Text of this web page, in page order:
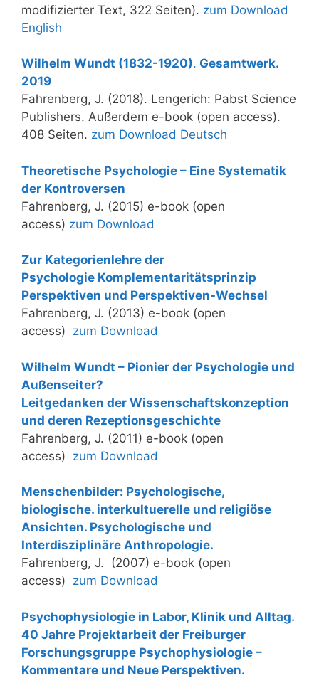
modifizierter Text, 322 Seiten). zum Download
English
Wilhelm Wundt (1832-1920). Gesamtwerk.
2019
Fahrenberg, J. (2018). Lengerich: Pabst Science
Publishers. Außerdem e-book (open access).
408 Seiten. zum Download Deutsch
Theoretische Psychologie – Eine Systematik
der Kontroversen
Fahrenberg, J. (2015) e-book (open
access) zum Download
Zur Kategorienlehre der
Psychologie Komplementaritätsprinzip
Perspektiven und Perspektiven-Wechsel
Fahrenberg, J. (2013) e-book (open
access) zum Download
Wilhelm Wundt – Pionier der Psychologie und
Außenseiter?
Leitgedanken der Wissenschaftskonzeption
und deren Rezeptionsgeschichte
Fahrenberg, J. (2011) e-book (open
access) zum Download
Menschenbilder: Psychologische,
biologische. interkultuerelle und religiöse
Ansichten. Psychologische und
Interdisziplinäre Anthropologie.
Fahrenberg, J. (2007) e-book (open
access) zum Download
Psychophysiologie in Labor, Klinik und Alltag.
40 Jahre Projektarbeit der Freiburger
Forschungsgruppe Psychophysiologie –
Kommentare und Neue Perspektiven.